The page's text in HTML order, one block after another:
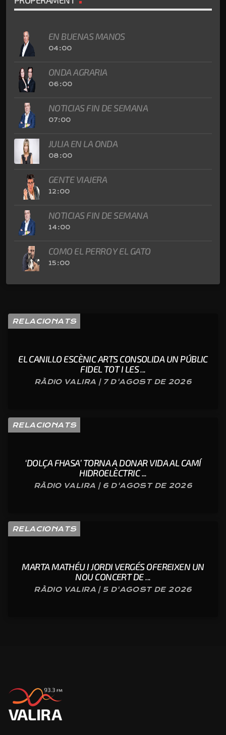
EN BUENAS MANOS
04:00
ONDA AGRARIA
06:00
NOTICIAS FIN DE SEMANA
07:00
JULIA EN LA ONDA
08:00
GENTE VIAJERA
12:00
NOTICIAS FIN DE SEMANA
14:00
COMO EL PERRO Y EL GATO
15:00
RELACIONATS
EL CANILLO ESCÈNIC ARTS CONSOLIDA UN PÚBLIC
FIDEL TOT I LES ...
RÀDIO VALIRA | 7 D'AGOST DE 2026
RELACIONATS
‘DOLÇA FHASA’ TORNA A DONAR VIDA AL CAMÍ
HIDROELÈCTRIC ...
RÀDIO VALIRA | 6 D'AGOST DE 2026
RELACIONATS
MARTA MATHÉU I JORDI VERGÉS OFEREIXEN UN
NOU CONCERT DE ...
RÀDIO VALIRA | 5 D'AGOST DE 2026